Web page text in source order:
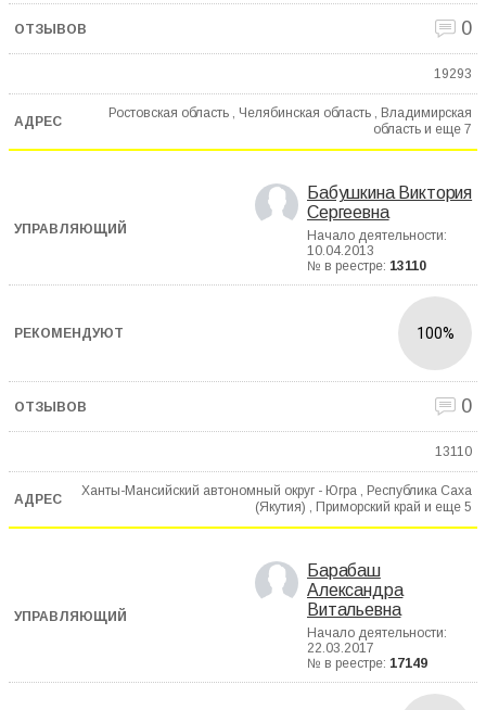
0
19293
Ростовская область , Челябинская область , Владимирская
область и еще 7
Бабушкина Виктория
Сергеевна
Начало деятельности:
10.04.2013
№ в реестре: 13110
100%
0
13110
Ханты-Мансийский автономный округ - Югра , Республика Саха
(Якутия) , Приморский край и еще 5
Барабаш
Александра
Витальевна
Начало деятельности:
22.03.2017
№ в реестре: 17149